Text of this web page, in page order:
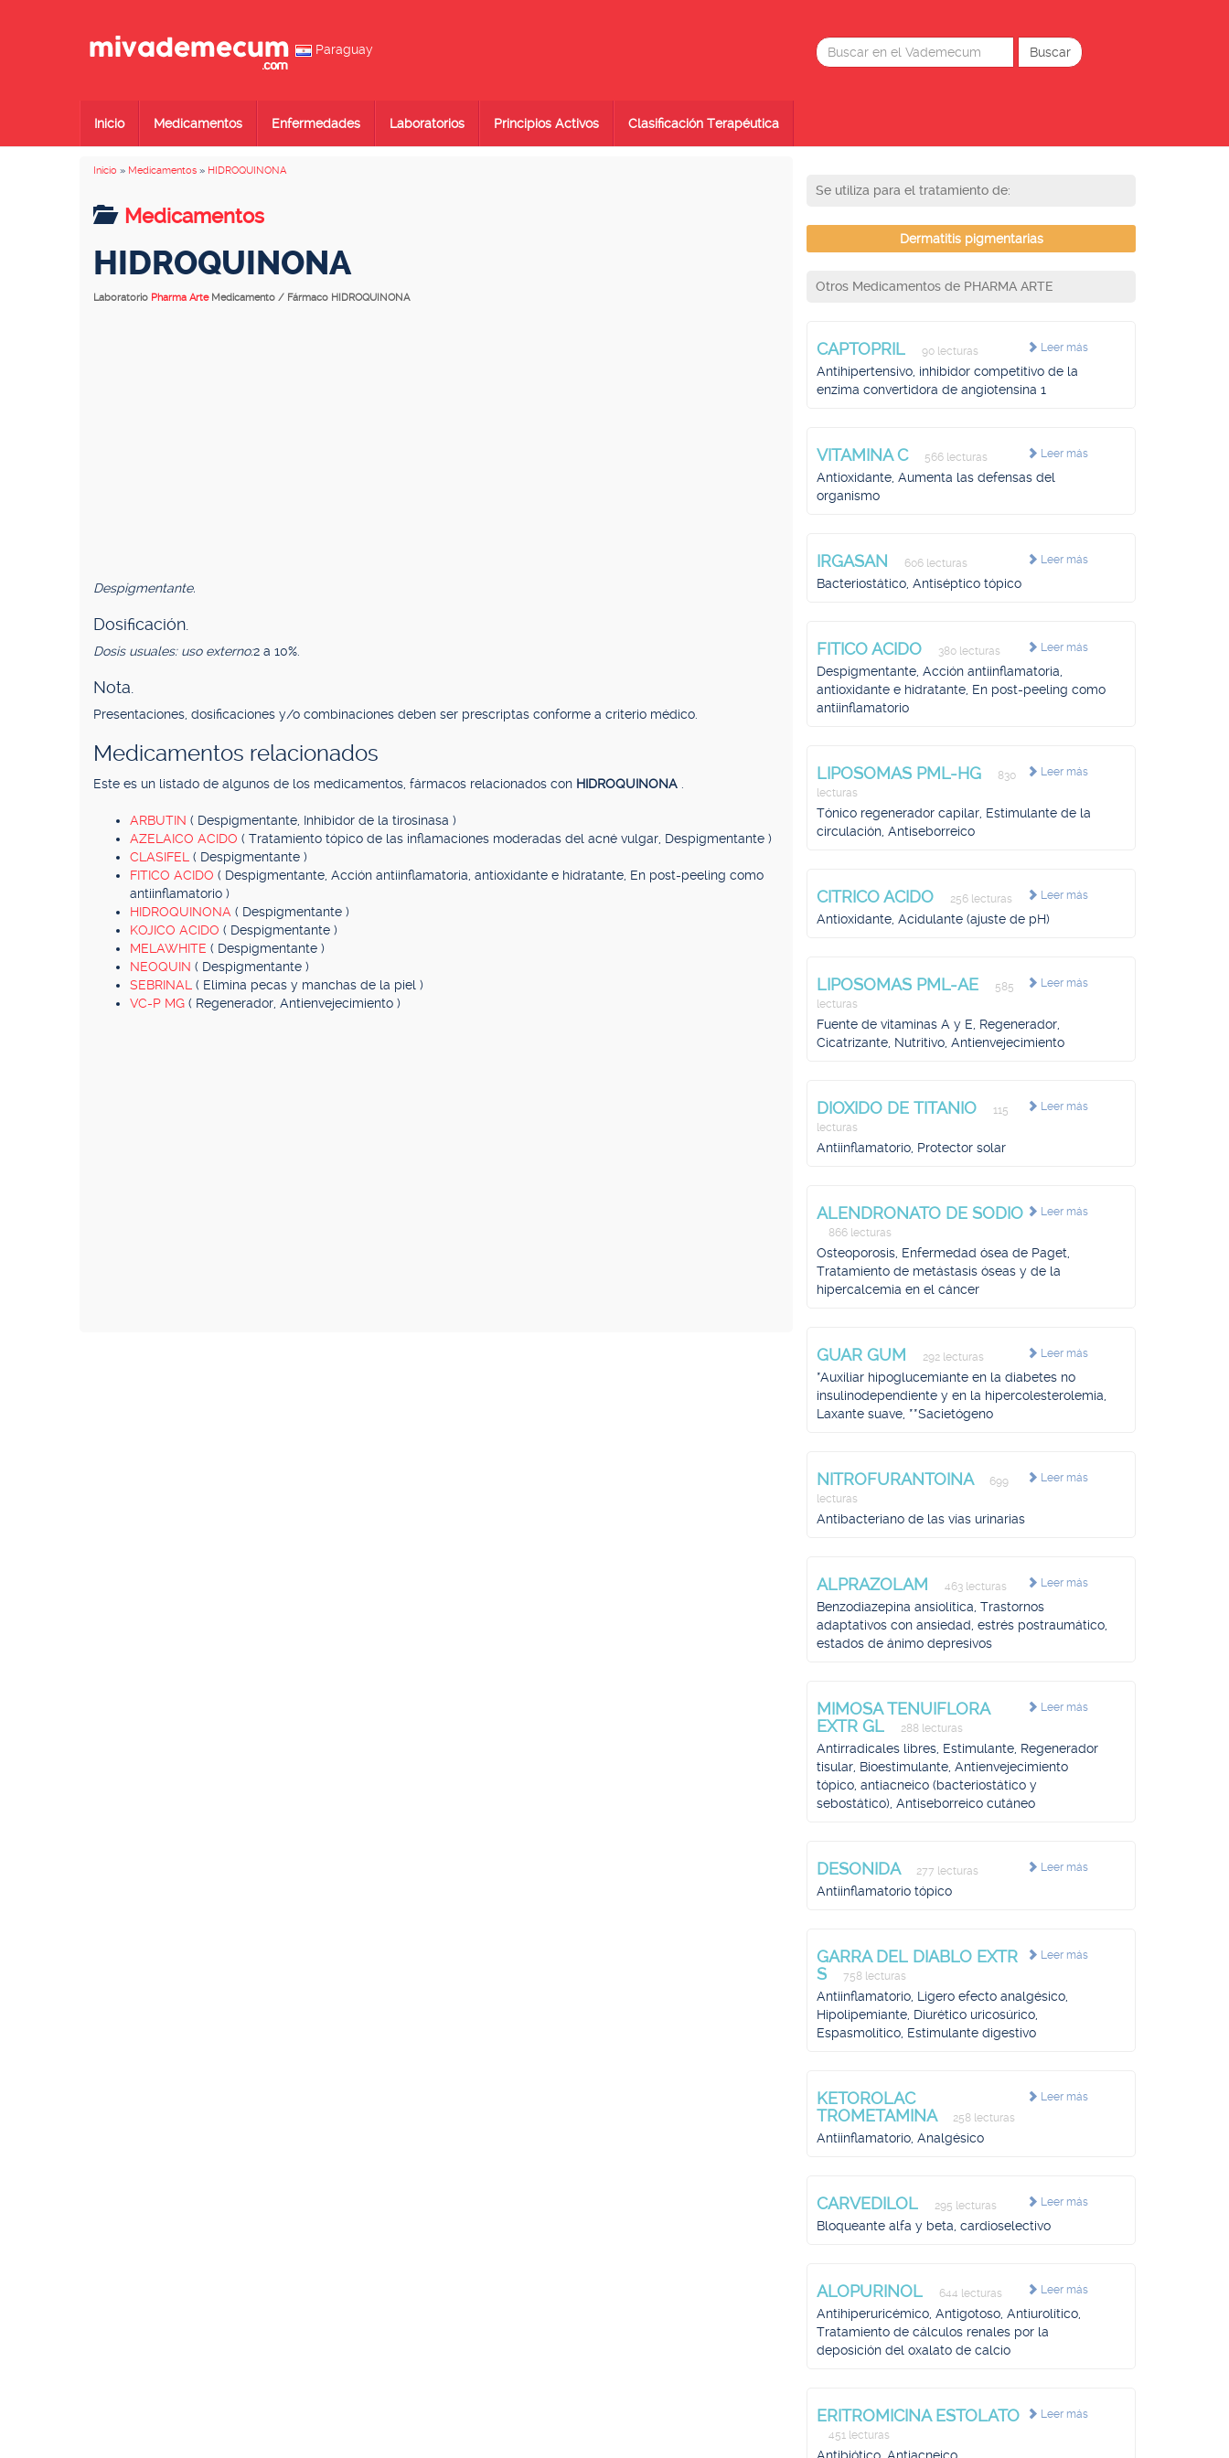
Paraguay
Inicio Medicamentos Enfermedades Laboratorios Principios Activos Clasificación Terapéutica
Inicio » Medicamentos » HIDROQUINONA
Medicamentos
HIDROQUINONA
Laboratorio Pharma Arte Medicamento / Fármaco HIDROQUINONA
Despigmentante.
Dosificación.
Dosis usuales: uso externo:2 a 10%.
Nota.
Presentaciones, dosificaciones y/o combinaciones deben ser prescriptas conforme a criterio médico.
Medicamentos relacionados
Este es un listado de algunos de los medicamentos, fármacos relacionados con HIDROQUINONA
ARBUTIN ( Despigmentante, Inhibidor de la tirosinasa )
AZELAICO ACIDO ( Tratamiento tópico de las inflamaciones moderadas del acné vulgar, Despigmentante )
CLASIFEL ( Despigmentante )
FITICO ACIDO ( Despigmentante, Acción antiinflamatoria, antioxidante e hidratante, En post-peeling como
antiinflamatorio )
HIDROQUINONA ( Despigmentante )
KOJICO ACIDO ( Despigmentante )
MELAWHITE ( Despigmentante )
NEOQUIN ( Despigmentante )
SEBRINAL ( Elimina pecas y manchas de la piel )
VC-P MG ( Regenerador, Antienvejecimiento )
Se utiliza para el tratamiento de:
Dermatitis pigmentarias
Otros Medicamentos de PHARMA ARTE
Leer más
CAPTOPRIL 90 lecturas
Antihipertensivo, inhibidor competitivo de la
enzima convertidora de angiotensina 1
Leer más
VITAMINA C 566 lecturas
Antioxidante, Aumenta las defensas del
organismo
Leer más
IRGASAN 606 lecturas
Bacteriostático, Antiséptico tópico
Leer más
FITICO ACIDO 380 lecturas
Despigmentante, Acción antiinflamatoria,
antioxidante e hidratante, En post-peeling como
antiinflamatorio
Leer más
LIPOSOMAS PML-HG
830
lecturas
Tónico regenerador capilar, Estimulante de la
circulación, Antiseborreico
Leer más
CITRICO ACIDO 256 lecturas
Antioxidante, Acidulante (ajuste de pH)
Leer más
LIPOSOMAS PML-AE
585
lecturas
Fuente de vitaminas A y E, Regenerador,
Cicatrizante, Nutritivo, Antienvejecimiento
Leer más
DIOXIDO DE TITANIO
115
lecturas
Antiinflamatorio, Protector solar
Leer más
ALENDRONATO DE SODIO
866 lecturas
Osteoporosis, Enfermedad ósea de Paget,
Tratamiento de metástasis óseas y de la
hipercalcemia en el cáncer
Leer más
GUAR GUM 292 lecturas
*Auxiliar hipoglucemiante en la diabetes no
insulinodependiente y en la hipercolesterolemia,
Laxante suave, **Sacietógeno
Leer más
NITROFURANTOINA
699
lecturas
Antibacteriano de las vías urinarias
Leer más
ALPRAZOLAM 463 lecturas
Benzodiazepina ansiolítica, Trastornos
adaptativos con ansiedad, estrés postraumático,
estados de ánimo depresivos
Leer más
MIMOSA TENUIFLORA
EXTR GL
288 lecturas
Antirradicales libres, Estimulante, Regenerador
tisular, Bioestimulante, Antienvejecimiento
tópico, antiacneico (bacteriostático y
sebostático), Antiseborreico cutáneo
Leer más
DESONIDA 277 lecturas
Antiinflamatorio tópico
Leer más
GARRA DEL DIABLO EXTR
S
758 lecturas
Antiinflamatorio, Ligero efecto analgésico,
Hipolipemiante, Diurético uricosúrico,
Espasmolítico, Estimulante digestivo
Leer más
KETOROLAC
TROMETAMINA
258 lecturas
Antiinflamatorio, Analgésico
Leer más
CARVEDILOL 295 lecturas
Bloqueante alfa y beta, cardioselectivo
Leer más
ALOPURINOL 644 lecturas
Antihiperuricémico, Antigotoso, Antiurolítico,
Tratamiento de cálculos renales por la
deposición del oxalato de calcio
Leer más
ERITROMICINA ESTOLATO
451 lecturas